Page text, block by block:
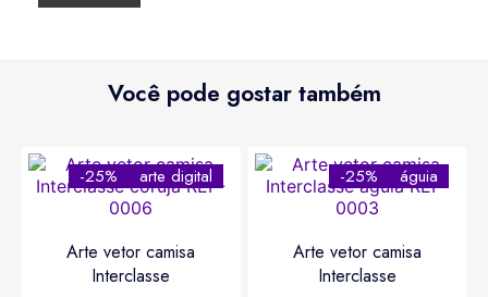
Você pode gostar também
-25% arte digital
Arte vetor camisa
Interclasse
-25% águia
Arte vetor camisa
Interclasse